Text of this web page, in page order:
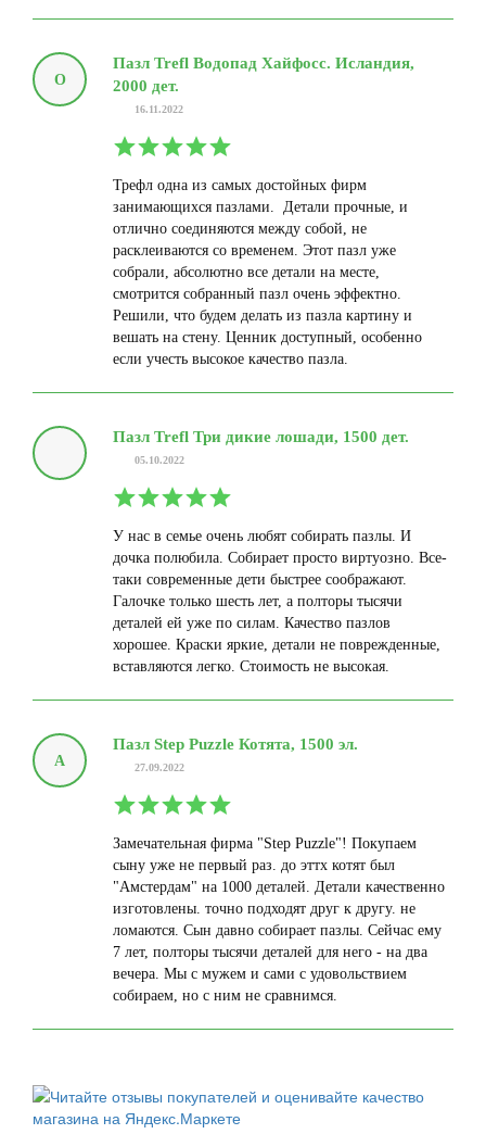
О
Пазл Trefl Водопад Хайфосс. Исландия,
2000 дет.
16.11.2022
Трефл одна из самых достойных фирм
занимающихся пазлами. Детали прочные, и
отлично соединяются между собой, не
расклеиваются со временем. Этот пазл уже
собрали, абсолютно все детали на месте,
смотрится собранный пазл очень эффектно.
Решили, что будем делать из пазла картину и
вешать на стену. Ценник доступный, особенно
если учесть высокое качество пазла.
Пазл Trefl Три дикие лошади, 1500 дет.
05.10.2022
У нас в семье очень любят собирать пазлы. И
дочка полюбила. Собирает просто виртуозно. Все-
таки современные дети быстрее соображают.
Галочке только шесть лет, а полторы тысячи
деталей ей уже по силам. Качество пазлов
хорошее. Краски яркие, детали не поврежденные,
вставляются легко. Стоимость не высокая.
А
Пазл Step Puzzle Котята, 1500 эл.
27.09.2022
Замечательная фирма "Step Puzzle"! Покупаем
сыну уже не первый раз. до эттх котят был
"Амстердам" на 1000 деталей. Детали качественно
изготовлены. точно подходят друг к другу. не
ломаются. Сын давно собирает пазлы. Сейчас ему
7 лет, полторы тысячи деталей для него - на два
вечера. Мы с мужем и сами с удовольствием
собираем, но с ним не сравнимся.